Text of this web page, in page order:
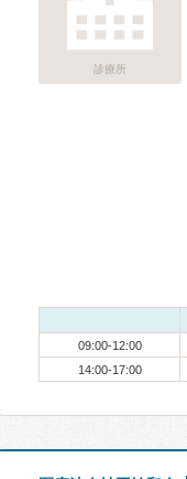
診療所
09:00-12:00
14:00-17:00